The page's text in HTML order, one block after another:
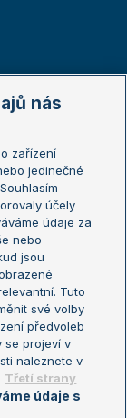
nás
zařízení
jedinečné
účely
údaje za
nebo
jsou
Tuto
své volby
předvoleb
se projeví v
naleznete v
Třetí strany
údaje s